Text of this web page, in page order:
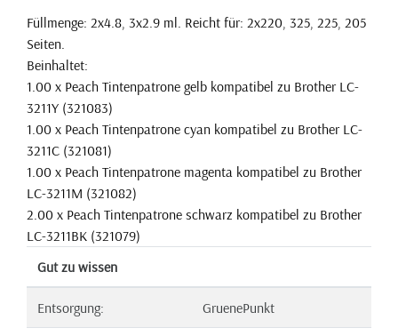
Füllmenge: 2x4.8, 3x2.9 ml. Reicht für: 2x220, 325, 225, 205
Seiten.
Beinhaltet:
1.00 x Peach Tintenpatrone gelb kompatibel zu Brother LC-
3211Y (321083)
1.00 x Peach Tintenpatrone cyan kompatibel zu Brother LC-
3211C (321081)
1.00 x Peach Tintenpatrone magenta kompatibel zu Brother
LC-3211M (321082)
2.00 x Peach Tintenpatrone schwarz kompatibel zu Brother
LC-3211BK (321079)
Gut zu wissen
Entsorgung: GruenePunkt